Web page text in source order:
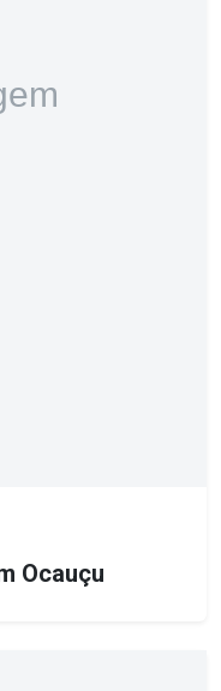
Ocauçu